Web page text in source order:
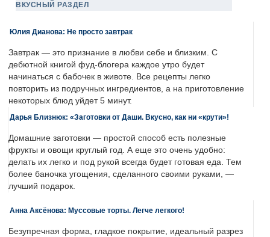
ВКУСНЫЙ РАЗДЕЛ
Юлия Дианова: Не просто завтрак
Завтрак — это признание в любви себе и близким. С
дебютной книгой фуд-блогера каждое утро будет
начинаться с бабочек в животе. Все рецепты легко
повторить из подручных ингредиентов, а на приготовление
некоторых блюд уйдет 5 минут.
Дарья Близнюк: «Заготовки от Даши. Вкусно, как ни «крути»!
Домашние заготовки — простой способ есть полезные
фрукты и овощи круглый год. А еще это очень удобно:
делать их легко и под рукой всегда будет готовая еда. Тем
более баночка угощения, сделанного своими руками, —
лучший подарок.
Анна Аксёнова: Муссовые торты. Легче легкого!
Безупречная форма, гладкое покрытие, идеальный разрез